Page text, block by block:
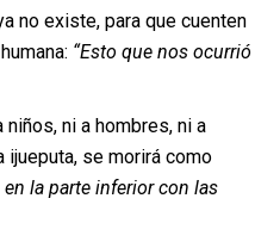
no existe, para que cuenten
“Esto que nos ocurrió
ni a hombres, ni a
ijueputa, se morirá como
la parte inferior con las